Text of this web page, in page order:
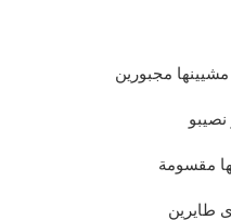
مجبورين
نصيبو